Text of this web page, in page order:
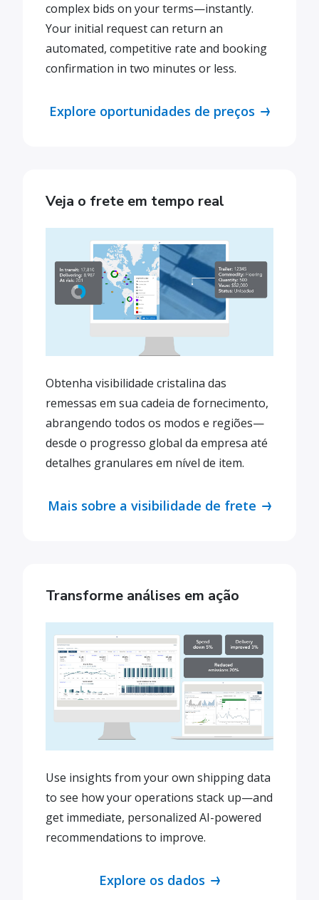
complex bids on your terms—instantly.
Your initial request can return an
automated, competitive rate and booking
confirmation in two minutes or less.
Explore oportunidades de preços
Veja o frete em tempo real
Obtenha visibilidade cristalina das
remessas em sua cadeia de fornecimento,
abrangendo todos os modos e regiões—
desde o progresso global da empresa até
detalhes granulares em nível de item.
Mais sobre a visibilidade de frete
Transforme análises em ação
Use insights from your own shipping data
to see how your operations stack up—and
get immediate, personalized AI-powered
recommendations to improve.
Explore os dados